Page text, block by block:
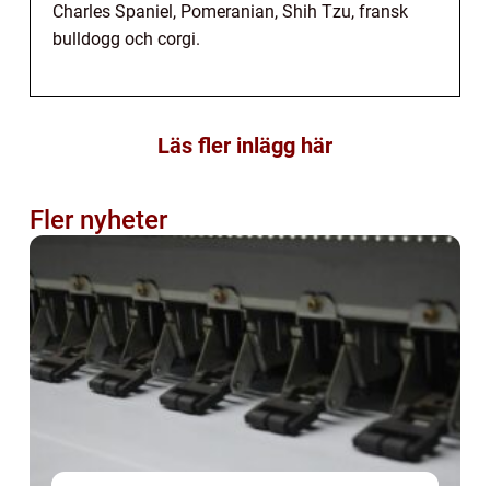
Charles Spaniel, Pomeranian, Shih Tzu, fransk
bulldogg och corgi.
Läs fler inlägg här
Fler nyheter